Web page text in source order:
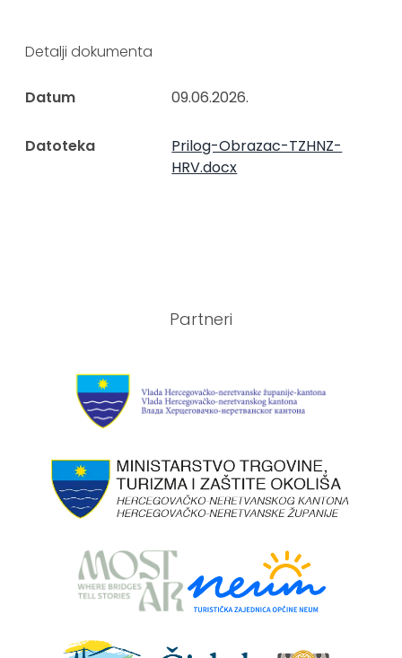
Detalji dokumenta
Datum 09.06.2026.
Datoteka
Prilog-Obrazac-TZHNZ-
HRV.docx
Partneri